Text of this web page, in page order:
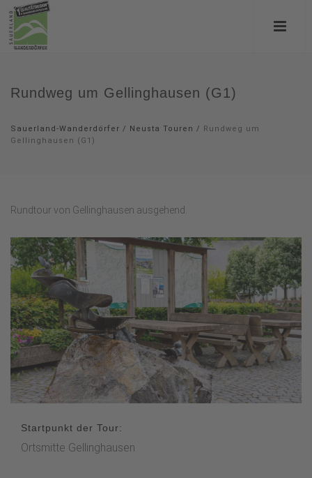
Rundweg um Gellinghausen (G1)
Sauerland-Wanderdörfer / Neusta Touren / Rundweg um
Gellinghausen (G1)
Rundtour von Gellinghausen ausgehend.
Startpunkt der Tour:
Ortsmitte Gellinghausen